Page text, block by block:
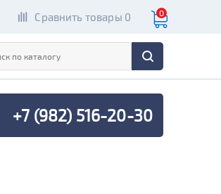
Сравнить товары 0 0
+7 (982) 516-20-30